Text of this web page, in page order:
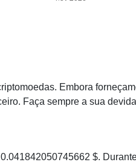
Embora
Faça sempre a sua
$.